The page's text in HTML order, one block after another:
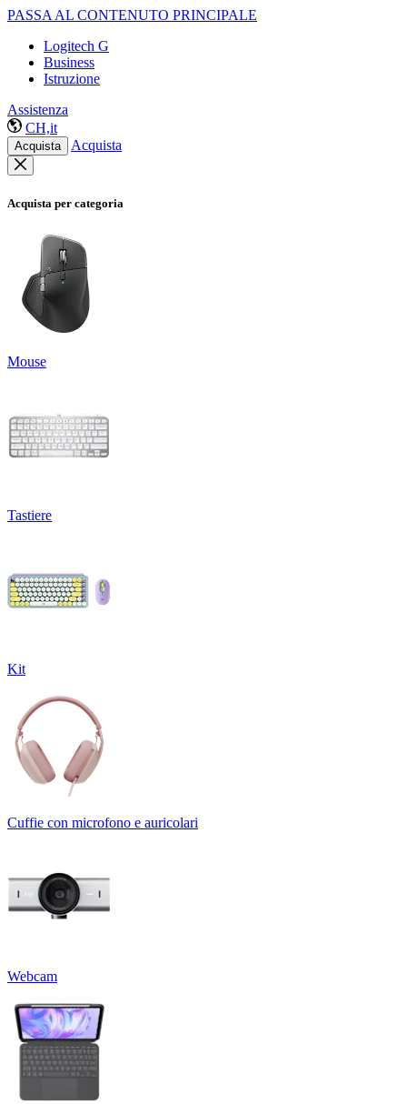
PASSA AL CONTENUTO PRINCIPALE
Logitech G
Business
Istruzione
Assistenza
CH,it
Acquista Acquista
Acquista per categoria
Mouse
Tastiere
Kit
Cuffie con microfono e auricolari
Webcam